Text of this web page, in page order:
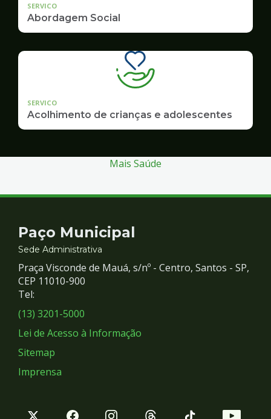
SERVICO
Abordagem Social
SERVICO
Acolhimento de crianças e adolescentes
Mais Saúde
Contato
e
Redes
Sociais
Paço Municipal
Sede Administrativa
Praça Visconde de Mauá, s/nº - Centro, Santos - SP,
CEP 11010-900
Tel:
(13) 3201-5000
Lei de Acesso à Informação
Sitemap
Imprensa